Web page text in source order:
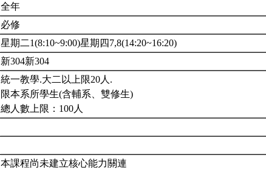
全年
必修
星期二1(8:10~9:00)星期四7,8(14:20~16:20)
新304新304
統一教學.大二以上限20人.
限本系所學生(含輔系、雙修生)
總人數上限：100人
本課程尚未建立核心能力關連